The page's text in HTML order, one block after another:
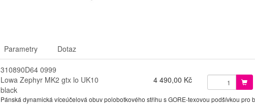
Parametry Dotaz
310890D64 0999
Lowa Zephyr MK2 gtx lo UK10
black
4 490,00 Kč
Pánská dynamická víceúčelová obuv polobotkového střihu s GORE-texovou podšívkou pro